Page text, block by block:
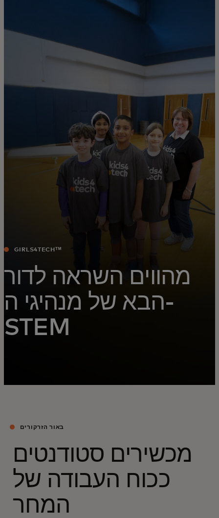
למען העולם
חדשות ומגמות
GIRLS4TECHᵀᴹ
מהווים השראה לדור
הבא של מנהיגי ה-
STEM
באור הזרקורים
מכשירים סטודנטים
ככוח העבודה של
המחר